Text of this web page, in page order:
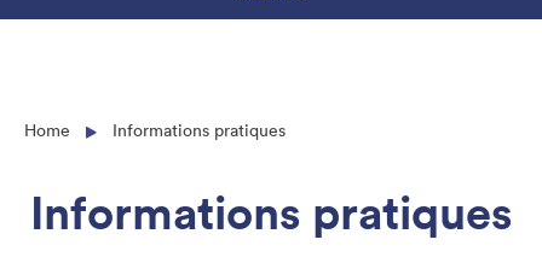
Home Informations pratiques
Informations pratiques